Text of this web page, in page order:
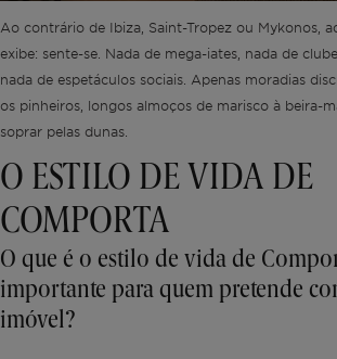
Ao contrário de Ibiza, Saint-Tropez ou Mykonos,
exibe: sente-se. Nada de mega-iates, nada de
nada de espetáculos sociais. Apenas moradias
os pinheiros, longos almoços de marisco à beira-
soprar pelas dunas.
O ESTILO DE VIDA DE
COMPORTA
O que é o estilo de vida de
importante para quem pretende
imóvel?